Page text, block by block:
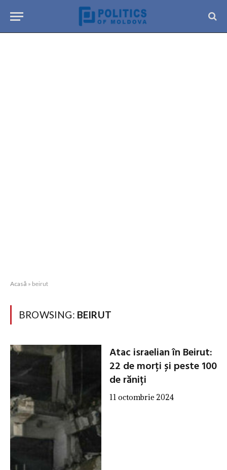
Acasă » beirut
BROWSING: BEIRUT
Atac israelian în Beirut:
22 de morți și peste 100
de răniți
11 octombrie 2024